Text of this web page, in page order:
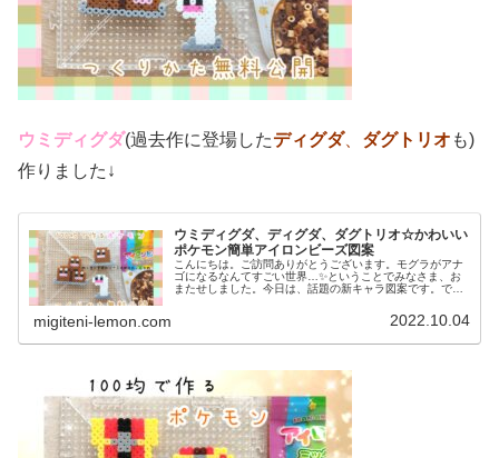
ウミディグダ(過去作に登場したディグダ、 ダグトリオ も)
作りました↓
ウミディグダ、ディグダ、ダグトリオ☆かわいい
ポケモン簡単アイロンビーズ図案
こんにちは。ご訪問ありがとうございます。モグラがアナ
ゴになるなんてすごい世界…✨ということでみなさま、お
またせしました。今日は、話題の新キャラ図案です。で
migiteni-lemon.com 2022.10.04